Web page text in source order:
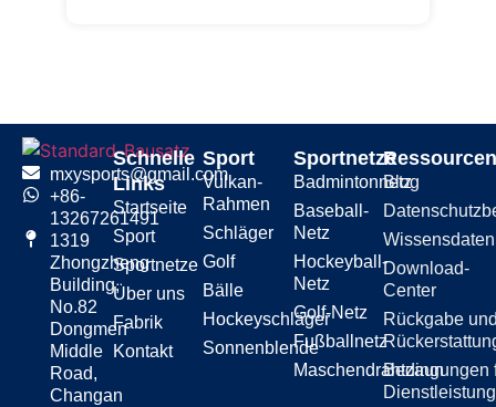
mxysports@gmail.com
+86-
13267261491
1319
Zhongzheng
Building,
No.82
Dongmen
Middle
Road,
Changan
Schnelle
Links
Startseite
Sport
Sportnetze
Über uns
Fabrik
Kontakt
Sport
Vulkan-
Rahmen
Schläger
Golf
Bälle
Hockeyschläger
Sonnenblende
Sportnetze
Badmintonnetz
Baseball-
Netz
Hockeyball-
Netz
Golf-Netz
Fußballnetz
Maschendrahtzaun
Blog
Download-
Center
Rückgabe
Bedingungen